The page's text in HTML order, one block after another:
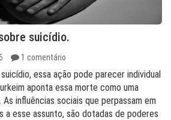
suicídio.
1 comentário
essa ação pode parecer individual
aponta essa morte como uma
influências sociais que perpassam em
a esse assunto, são dotadas de poderes